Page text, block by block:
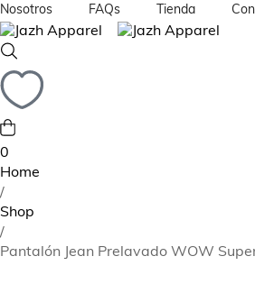
Nosotros FAQs Tienda
0
Home
/
Shop
/
Pantalón Jean Prelavado WOW